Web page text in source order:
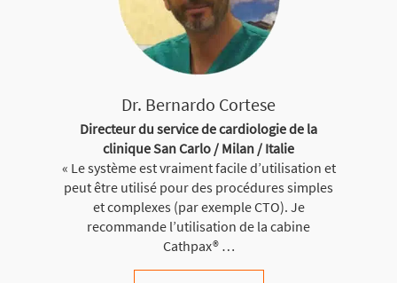
Dr. Bernardo Cortese
Directeur du service de cardiologie de la
clinique San Carlo / Milan / Italie
« Le système est vraiment facile d’utilisation et
peut être utilisé pour des procédures simples
et complexes (par exemple CTO). Je
recommande l’utilisation de la cabine
Cathpax® …